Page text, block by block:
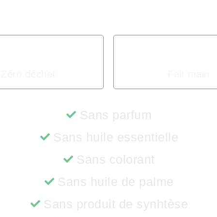
Sans parfum
Sans huile essentielle
Sans colorant
Sans huile de palme
Sans produit de synhtèse